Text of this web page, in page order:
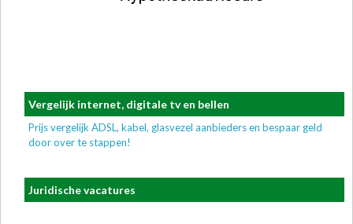
Vergelijk internet, digitale tv en bellen
Prijs vergelijk ADSL, kabel, glasvezel aanbieders en bespaar geld
door over te stappen!
Juridische vacatures